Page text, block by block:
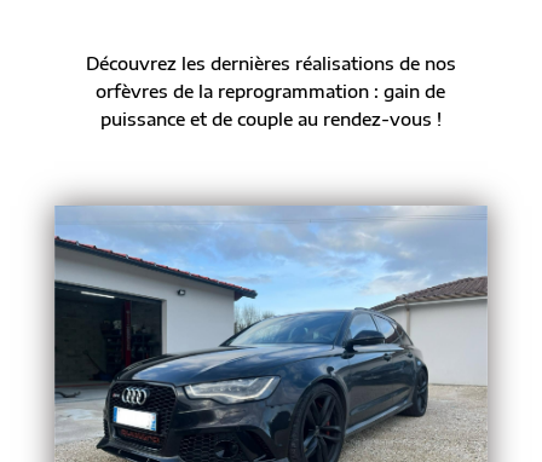
Découvrez les dernières réalisations de nos
orfèvres de la reprogrammation : gain de
puissance et de couple au rendez-vous !